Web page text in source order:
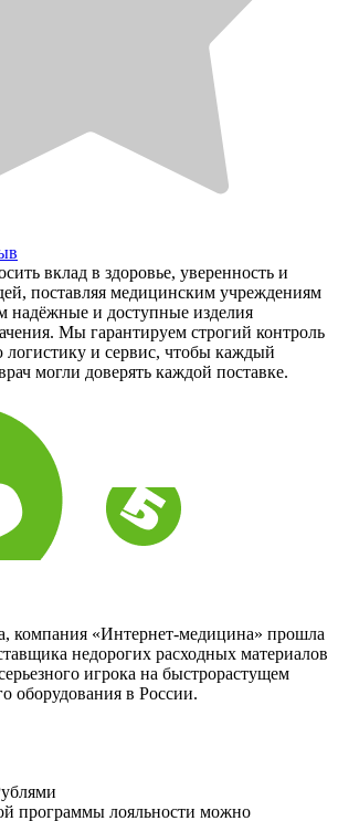
вклад в здоровье, уверенность и
поставляя медицинским учреждениям
надёжные и доступные изделия
Мы гарантируем строгий контроль
логистику и сервис, чтобы каждый
могли доверять каждой поставке.
компания «Интернет-медицина» прошла
недорогих расходных материалов
игрока на быстрорастущем
оборудования в России.
программы лояльности можно